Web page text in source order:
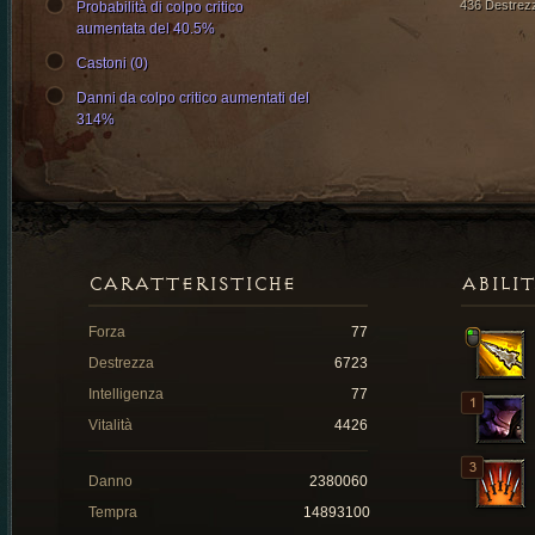
436
Probabilità di colpo critico
aumentata del 40.5%
Castoni (0)
Danni da colpo critico aumentati del
314%
CARATTERISTICHE
Forza
77
Destrezza
6723
Intelligenza
77
Vitalità
4426
Danno
2380060
Tempra
14893100